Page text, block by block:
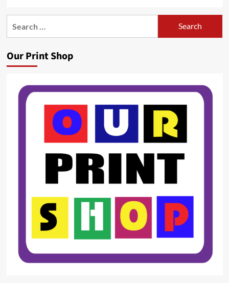
Our Print Shop